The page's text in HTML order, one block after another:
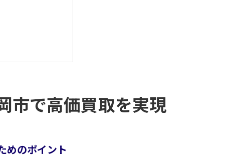
市で高価買取を実現
めのポイント